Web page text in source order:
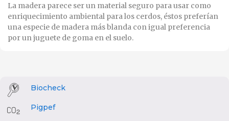
La madera parece ser un material seguro para usar como
enriquecimiento ambiental para los cerdos, éstos preferían
una especie de madera más blanda con igual preferencia
por un juguete de goma en el suelo.
Biocheck
Pigpef